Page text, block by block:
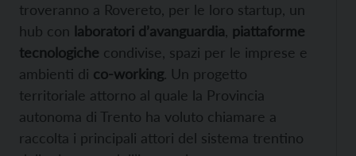
troveranno a Rovereto, per le loro startup, un
hub con laboratori d’avanguardia piattaforme
tecnologiche condivise, spazi per le imprese e
ambienti di co-working. Un progetto
territoriale attorno al quale la Provincia
autonoma di Trento ha voluto chiamare a
raccolta i principali attori del sistema trentino